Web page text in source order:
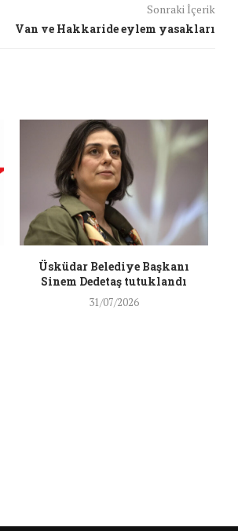
Sonraki İçerik
Van ve Hakkaride eylem yasakları
Üsküdar Belediye Başkanı
Sinem Dedetaş tutuklandı
31/07/2026
Şubat Ayında Çatışma Çözümü
Konuştuk
26/Şub/2018